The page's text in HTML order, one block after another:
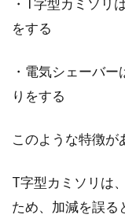
・T字型カミソリ
をする
・電気シェーバ
りをする
このような特徴が
T字型カミソリは
ため、加減を誤る